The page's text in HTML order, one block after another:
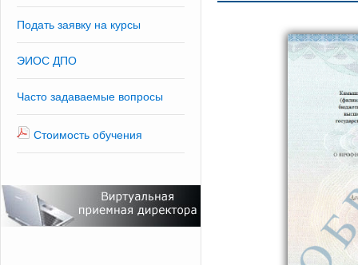
Подать заявку на курсы
ЭИОС ДПО
Часто задаваемые вопросы
Стоимость обучения